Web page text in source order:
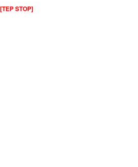
[TEP STOP]